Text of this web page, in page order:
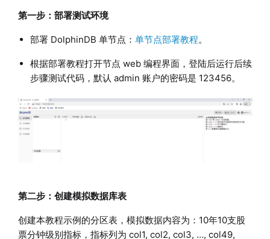
第一步：部署测试环境
部署 DolphinDB 单节点： 单节点部署教程。
根据部署教程打开节点 web 编程界面，登陆后运行后续
步骤测试代码，默认 admin 账户的密码是 123456。
第二步：创建模拟数据库表
创建本教程示例的分区表，模拟数据内容为：10年10支股
票分钟级别指标，指标列为 col1, col2, col3, …, col49,